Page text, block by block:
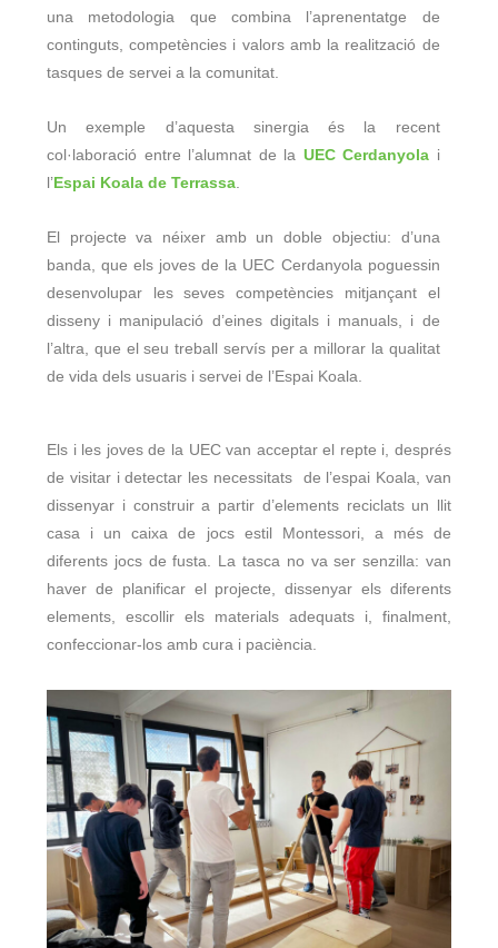
una metodologia que combina l’aprenentatge de
continguts, competències i valors amb la realització de
tasques de servei a la comunitat.
Un exemple d’aquesta sinergia és la recent
col·laboració entre l’alumnat de la UEC Cerdanyola i
l’Espai Koala de Terrassa
El projecte va néixer amb un doble objectiu: d’una
banda, que els joves de la UEC Cerdanyola poguessin
desenvolupar les seves competències mitjançant el
disseny i manipulació d’eines digitals i manuals, i de
l’altra, que el seu treball servís per a millorar la qualitat
de vida dels usuaris i servei de l’Espai Koala.
Els i les joves de la UEC van acceptar el repte i, després
de visitar i detectar les necessitats de l’espai Koala, van
dissenyar i construir a partir d’elements reciclats un llit
casa i un caixa de jocs estil Montessori, a més de
diferents jocs de fusta. La tasca no va ser senzilla: van
haver de planificar el projecte, dissenyar els diferents
elements, escollir els materials adequats i, finalment,
confeccionar-los amb cura i paciència.